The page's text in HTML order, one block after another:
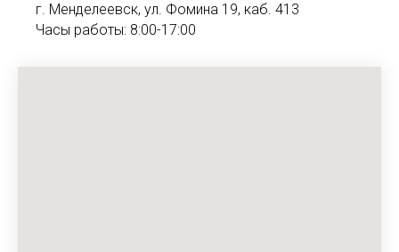
г. Менделеевск, ул. Фомина 19, каб. 413
Часы работы: 8:00-17:00